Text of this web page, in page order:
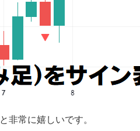
非常に嬉しいです。